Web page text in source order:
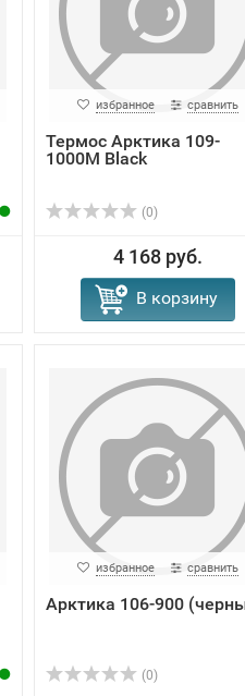
избранное сравнить
Термос Арктика 109-
1000M Black
(0)
4 168 руб.
В корзину
избранное сравнить
Арктика 106-900
(0)